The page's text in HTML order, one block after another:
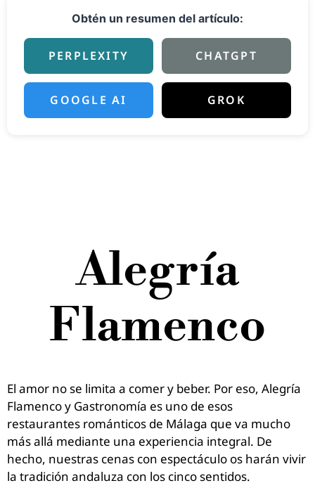
Obtén un resumen del artículo:
PERPLEXITY CHATGPT
GOOGLE AI GROK
Alegría
Flamenco
El amor no se limita a comer y beber. Por eso, Alegría
Flamenco y Gastronomía es uno de esos
restaurantes románticos de Málaga que va mucho
más allá mediante una experiencia integral. De
hecho, nuestras cenas con espectáculo os harán vivir
la tradición andaluza con los cinco sentidos.